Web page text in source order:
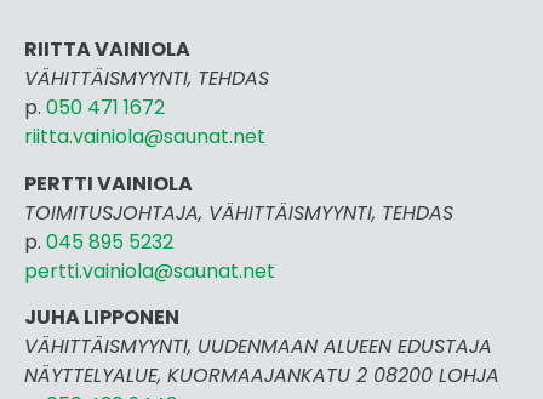
RIITTA VAINIOLA
VÄHITTÄISMYYNTI, TEHDAS
p. 050 471 1672
riitta.vainiola@saunat.net
PERTTI VAINIOLA
TOIMITUSJOHTAJA, VÄHITTÄISMYYNTI, TEHDAS
p. 045 895 5232
pertti.vainiola@saunat.net
JUHA LIPPONEN
VÄHITTÄISMYYNTI, UUDENMAAN ALUEEN EDUSTAJA
NÄYTTELYALUE, KUORMAAJANKATU 2 08200 LOHJA